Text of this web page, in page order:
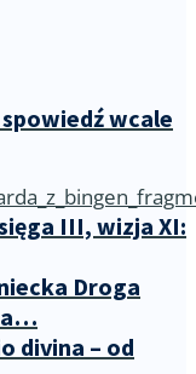
wcale
III, wizja XI:
Droga
divina – od